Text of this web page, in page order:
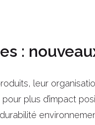
:
leur
pour plus d’impact